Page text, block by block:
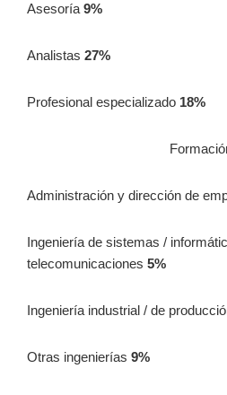
Asesoría 9%
Analistas 27%
Profesional especializado 18%
Administración y dirección de
Ingeniería de sistemas /
telecomunicaciones 5%
Ingeniería industrial / de
Otras ingenierías 9%